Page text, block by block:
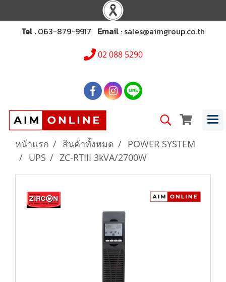
Tel .063-879-9917 Email : sales@aimgroup.co.th
02 088 5290
หน้าแรก สินค้าทั้งหมด
POWER SYSTEM
UPS
ZC-RTIII 3kVA/2700W